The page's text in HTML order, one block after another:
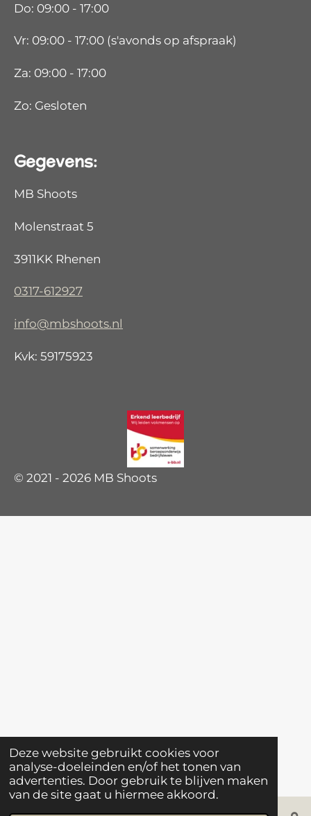
Deze website gebruikt cookies voor
analyse-doeleinden en/of het tonen van
advertenties. Door gebruik te blijven maken
van de site gaat u hiermee akkoord.
Do: 09:00 - 17:00
Vr: 09:00 - 17:00 (s'avonds op afspraak)
Za: 09:00 - 17:00
Zo: Gesloten
Gegevens:
MB Shoots
Molenstraat 5
3911KK Rhenen
0317-612927
info@mbshoots.nl
Kvk: 59175923
© 2021 - 2026 MB Shoots